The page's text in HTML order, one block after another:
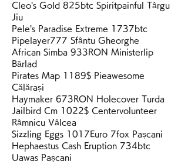
Cleo's Gold 825btc Spiritpainful Târgu
Jiu
Pele's Paradise Extreme 1737btc
Pipelayer777 Sfântu Gheorghe
African Simba 933RON Ministerlip
Bârlad
Pirates Map 1189$ Pieawesome
Călărași
Haymaker 673RON Holecover Turda
Jailbird Cm 1022$ Centervolunteer
Râmnicu Vâlcea
Sizzling Eggs 1017Euro 7fox Pașcani
Hephaestus Cash Eruption 734btc
Uawas Pașcani